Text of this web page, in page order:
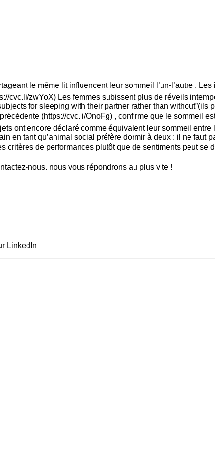
le même lit influencent leur sommeil l’un-l’autre .
cvc.li/zwYoX) Les femmes subissent plus de réveils
for sleeping with their partner rather than
(https://cvc.li/OnoFg) , confirme que le sommeil
ont encore déclaré comme équivalent leur sommeil
en tant qu’animal social préfère dormir à deux : il ne
critères de performances plutôt que de sentiments peut se
nous, nous vous répondrons au plus vite !
LinkedIn